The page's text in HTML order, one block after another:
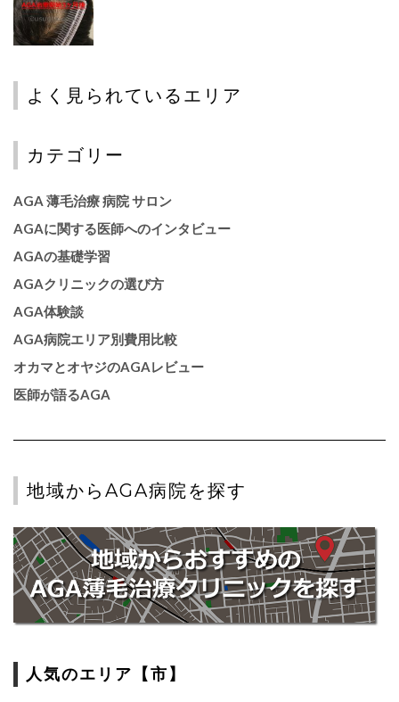
よく見られているエリア
カテゴリー
AGA 薄毛治療 病院 サロン
AGAに関する医師へのインタビュー
AGAの基礎学習
AGAクリニックの選び方
AGA体験談
AGA病院エリア別費用比較
オカマとオヤジのAGAレビュー
医師が語るAGA
地域からAGA病院を探す
人気のエリア【市】